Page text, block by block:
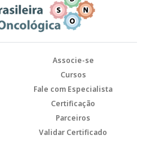
Associe-se
Cursos
Fale com Especialista
Certificação
Parceiros
Validar Certificado